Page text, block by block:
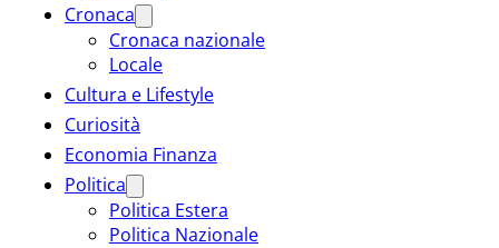
Cronaca
Cronaca nazionale
Locale
Cultura e Lifestyle
Curiosità
Economia Finanza
Politica
Politica Estera
Politica Nazionale